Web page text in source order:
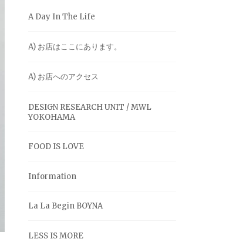
A Day In The Life
A) お店はここにあります。
A) お店へのアクセス
DESIGN RESEARCH UNIT / MWL
YOKOHAMA
FOOD IS LOVE
Information
La La Begin BOYNA
LESS IS MORE